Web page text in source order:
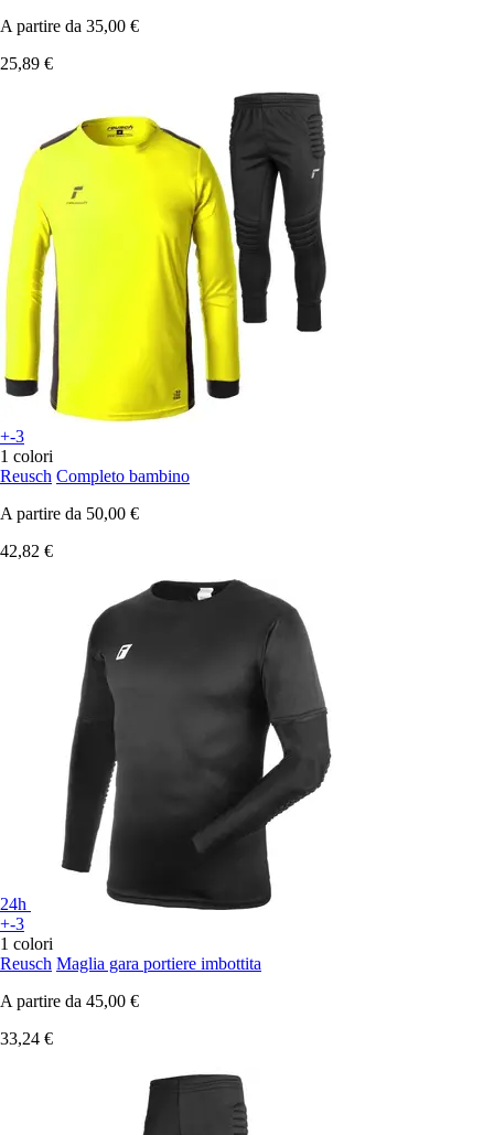
A partire da 35,00 €
25,89 €
+-3
1 colori
Reusch Completo bambino
A partire da 50,00 €
42,82 €
24h
+-3
1 colori
Reusch Maglia gara portiere imbottita
A partire da 45,00 €
33,24 €